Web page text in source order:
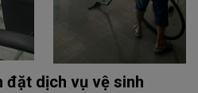
đặt dịch vụ vệ sinh